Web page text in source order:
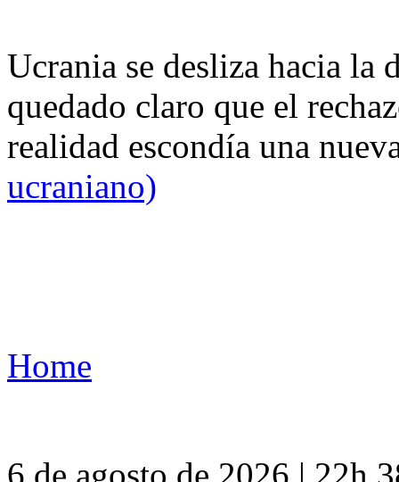
Ucrania se desliza hacia
quedado claro que el
realidad escondía una
ucraniano)
Home
6 de agosto de 2026 | 22h